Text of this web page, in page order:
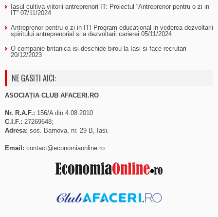
Iasul cultiva viitorii antreprenori IT: Proiectul “Antreprenor pentru o zi in
IT” 07/11/2024
Antreprenor pentru o zi in IT! Program educational in vederea dezvoltarii
spiritului antreprenorial si a dezvoltarii carierei 05/11/2024
O companie britanica isi deschide birou la Iasi si face recrutari
20/12/2023
NE GASITI AICI:
ASOCIAȚIA CLUB AFACERI.RO
Nr. R.A.F.: 156/A din 4.08.2010
C.I.F.: 27269648;
Adresa: sos. Barnova, nr. 29 B, Iasi.
Email: contact@economiaonline.ro